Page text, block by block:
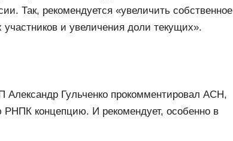
Так, рекомендуется «увеличить собственное
и увеличения доли текущих».
Александр Гульченко прокомментировал АСН,
концепцию. И рекомендует, особенно в